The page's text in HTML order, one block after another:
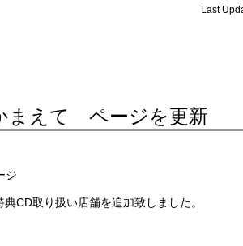
Last
まえて ページを更新
ジ
CD取り扱い店舗を追加致しました。